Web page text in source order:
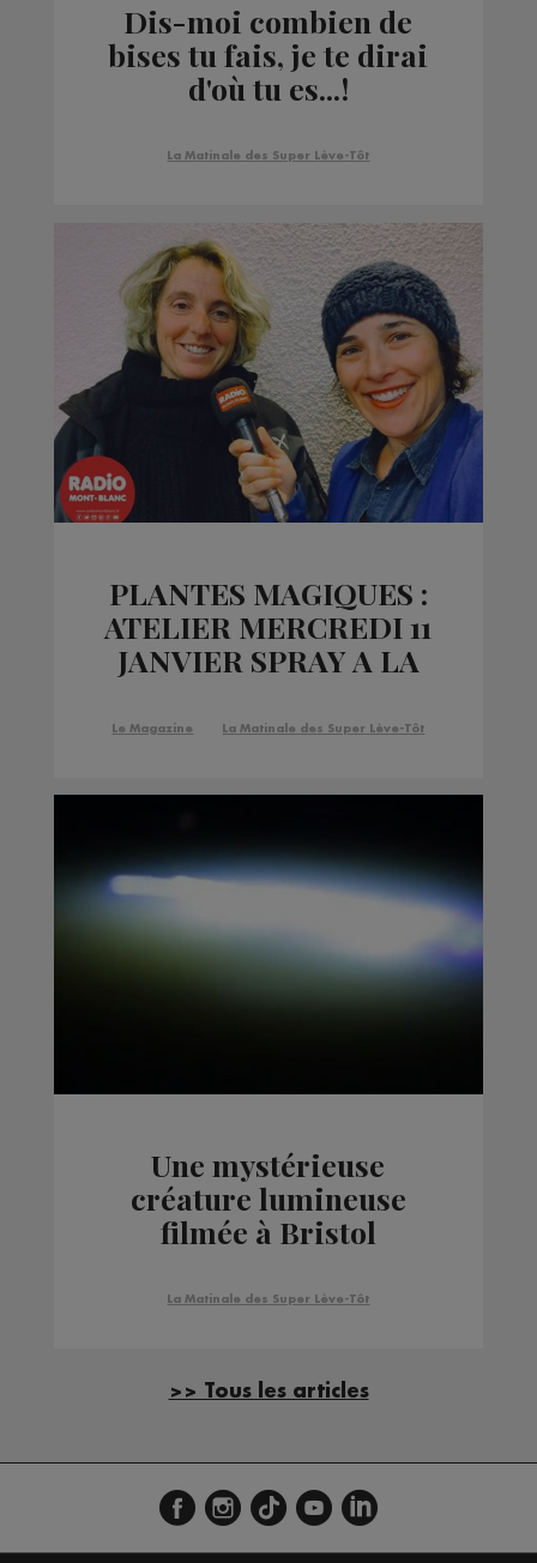
Dis-moi combien de
bises tu fais, je te dirai
d'où tu es...!
La Matinale des Super Lève-Tôt
PLANTES MAGIQUES :
ATELIER MERCREDI 11
JANVIER SPRAY A LA
Le Magazine La Matinale des Super Lève-Tôt
Une mystérieuse
créature lumineuse
filmée à Bristol
La Matinale des Super Lève-Tôt
>> Tous les articles